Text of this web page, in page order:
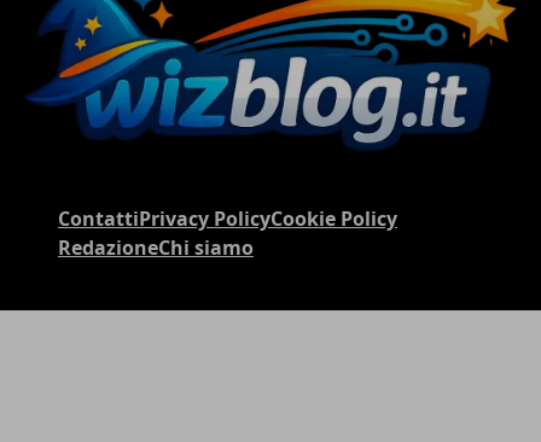
ContattiPrivacy PolicyCookie Policy
RedazioneChi siamo